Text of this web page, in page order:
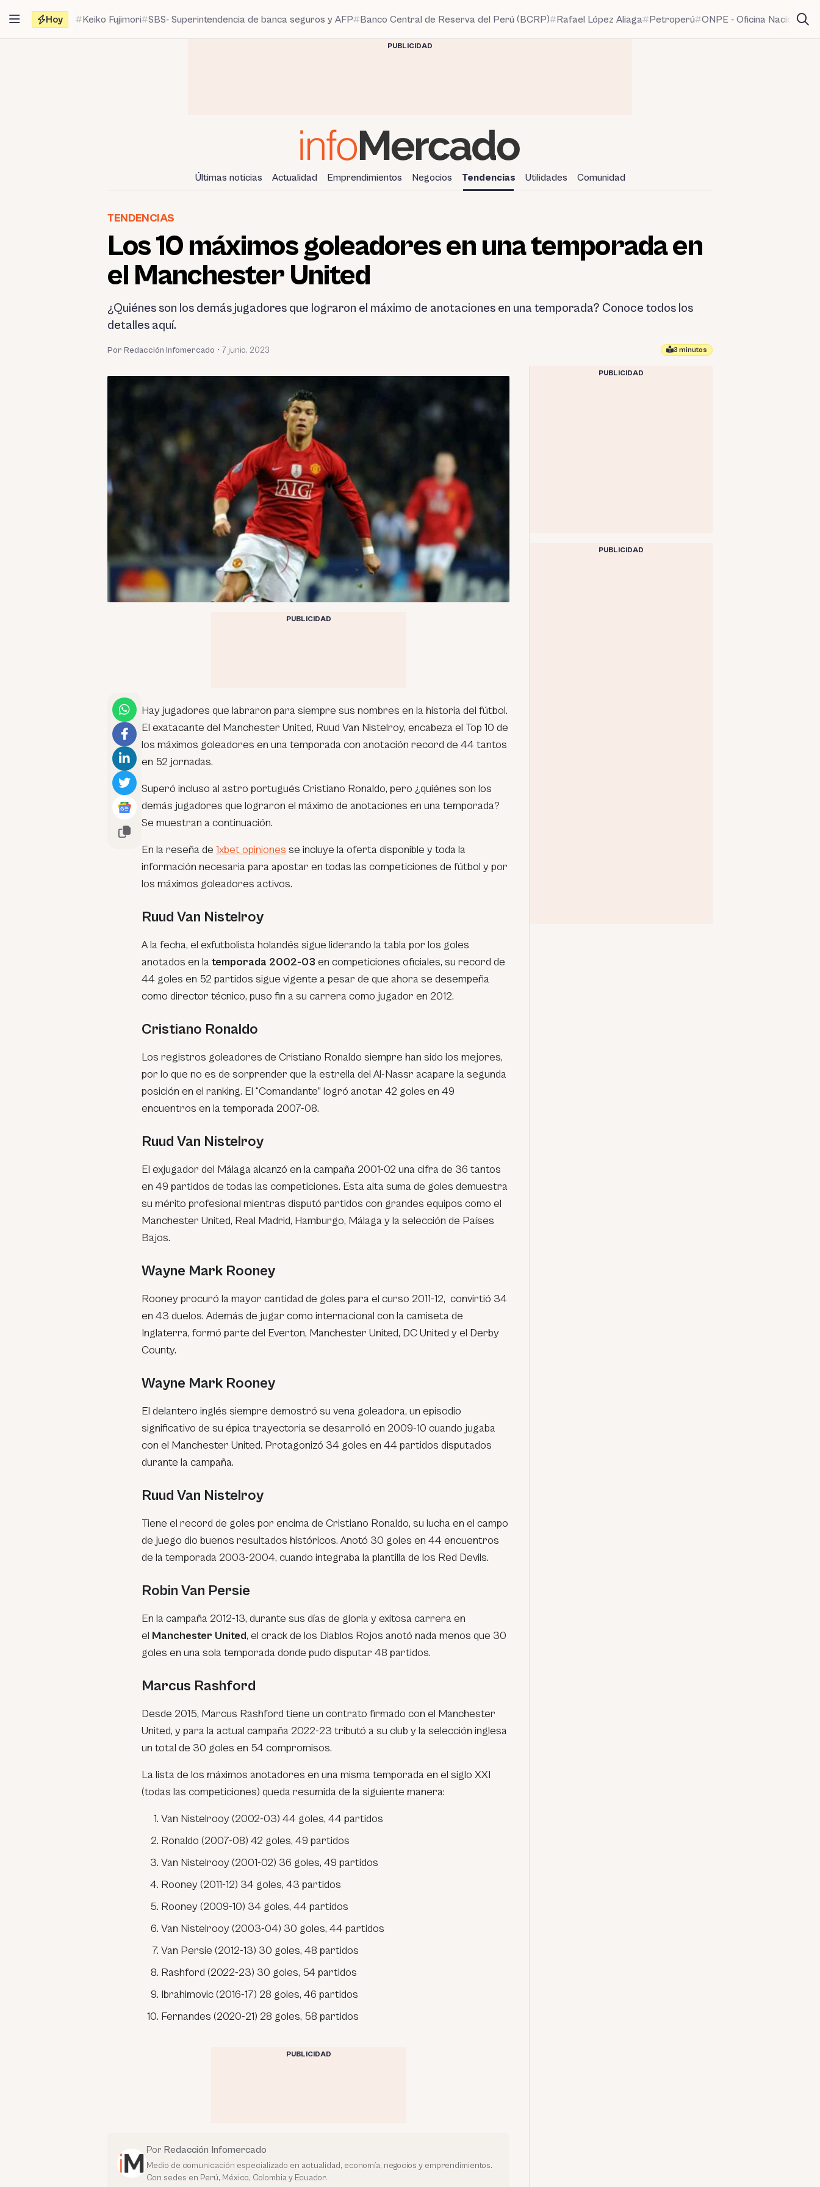
contenido
Hoy Keiko Fujimori SBS- Superintendencia de banca seguros y AFP Banco Central de Reserva del Perú (BCRP) Rafael López Aliaga Petroperú ONPE - Oficina Nacional
PUBLICIDAD
Últimas noticias Actualidad Emprendimientos Negocios Tendencias Utilidades Comunidad
TENDENCIAS
Los 10 máximos goleadores en una temporada en
el Manchester United
¿Quiénes son los demás jugadores que lograron el máximo de anotaciones en una temporada? Conoce todos los
detalles aquí.
Por Redacción Infomercado • 7 junio, 2023 3 minutos
PUBLICIDAD
Hay jugadores que labraron para siempre sus nombres en la historia del fútbol.
El exatacante del Manchester United, Ruud Van Nistelroy, encabeza el Top 10 de
los máximos goleadores en una temporada con anotación record de 44 tantos
en 52 jornadas.
Superó incluso al astro portugués Cristiano Ronaldo, pero ¿quiénes son los
demás jugadores que lograron el máximo de anotaciones en una temporada?
Se muestran a continuación.
En la reseña de 1xbet opiniones se incluye la oferta disponible y toda la
información necesaria para apostar en todas las competiciones de fútbol y por
los máximos goleadores activos.
Ruud Van Nistelroy
A la fecha, el exfutbolista holandés sigue liderando la tabla por los goles
anotados en la temporada 2002-03 en competiciones oficiales, su record de
44 goles en 52 partidos sigue vigente a pesar de que ahora se desempeña
como director técnico, puso fin a su carrera como jugador en 2012.
Cristiano Ronaldo
Los registros goleadores de Cristiano Ronaldo siempre han sido los mejores,
por lo que no es de sorprender que la estrella del Al-Nassr acapare la segunda
posición en el ranking. El “Comandante” logró anotar 42 goles en 49
encuentros en la temporada 2007-08.
Ruud Van Nistelroy
El exjugador del Málaga alcanzó en la campaña 2001-02 una cifra de 36 tantos
en 49 partidos de todas las competiciones. Esta alta suma de goles demuestra
su mérito profesional mientras disputó partidos con grandes equipos como el
Manchester United, Real Madrid, Hamburgo, Málaga y la selección de Países
Bajos.
Wayne Mark Rooney
Rooney procuró la mayor cantidad de goles para el curso 2011-12, convirtió 34
en 43 duelos. Además de jugar como internacional con la camiseta de
Inglaterra, formó parte del Everton, Manchester United, DC United y el Derby
County.
Wayne Mark Rooney
El delantero inglés siempre demostró su vena goleadora, un episodio
significativo de su épica trayectoria se desarrolló en 2009-10 cuando jugaba
con el Manchester United. Protagonizó 34 goles en 44 partidos disputados
durante la campaña.
Ruud Van Nistelroy
Tiene el record de goles por encima de Cristiano Ronaldo, su lucha en el campo
de juego dio buenos resultados históricos. Anotó 30 goles en 44 encuentros
de la temporada 2003-2004, cuando integraba la plantilla de los Red Devils.
Robin Van Persie
En la campaña 2012-13, durante sus días de gloria y exitosa carrera en
el Manchester United, ​​el crack de los Diablos Rojos anotó nada menos que 30
goles en una sola temporada donde pudo disputar 48 partidos.
Marcus Rashford
Desde 2015, Marcus Rashford tiene un contrato firmado con el Manchester
United, y para la actual campaña 2022-23 tributó a su club y la selección inglesa
un total de 30 goles en 54 compromisos.
La lista de los máximos anotadores en una misma temporada en el siglo XXI
(todas las competiciones) queda resumida de la siguiente manera:
Van Nistelrooy (2002-03) 44 goles, 44 partidos
Ronaldo (2007-08) 42 goles, 49 partidos
Van Nistelrooy (2001-02) 36 goles, 49 partidos
Rooney (2011-12) 34 goles, 43 partidos
Rooney (2009-10) 34 goles, 44 partidos
Van Nistelrooy (2003-04) 30 goles, 44 partidos
Van Persie (2012-13) 30 goles, 48 partidos
Rashford (2022-23) 30 goles, 54 partidos
Ibrahimovic (2016-17) 28 goles, 46 partidos
Fernandes (2020-21) 28 goles, 58 partidos
PUBLICIDAD
Por Redacción Infomercado
Medio de comunicación especializado en actualidad, economía, negocios y emprendimientos.
Con sedes en Perú, México, Colombia y Ecuador.
PUBLICIDAD
PUBLICIDAD